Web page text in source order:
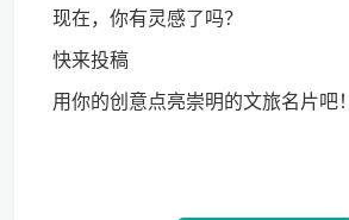
现在，你有灵感了吗？
快来投稿
用你的创意点亮崇明的文旅名片吧！